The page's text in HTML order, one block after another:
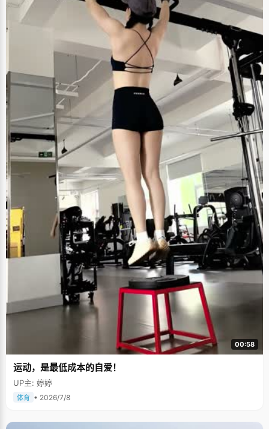
00:58
运动，是最低成本的自爱！
UP主: 婷婷
体育 • 2026/7/8